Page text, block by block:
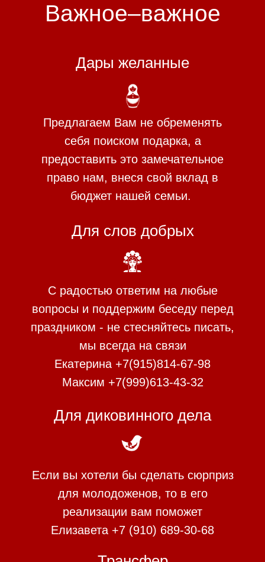
Предлагаем Вам не обременять
себя поиском подарка, а
предоставить это замечательное
право нам, внеся свой вклад в
бюджет нашей семьи.
Важное–важное
Дары желанные
С радостью ответим на любые
вопросы и поддержим беседу перед
праздником - не стесняйтесь писать,
мы всегда на связи
Екатерина +7(915)814-67-98
Максим +7(999)613-43-32
Для слов добрых
Если вы хотели бы сделать сюрприз
для молодоженов, то в его
реализации вам поможет
Елизавета +7 (910) 689-30-68
Для диковинного дела